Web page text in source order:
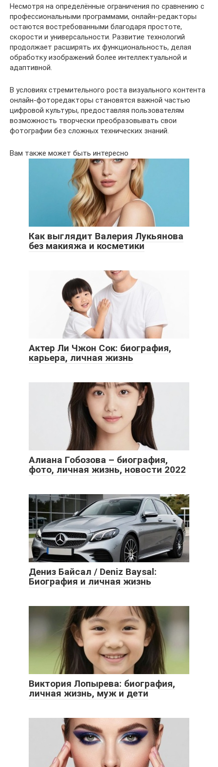
Несмотря на определённые ограничения по сравнению с
профессиональными программами, онлайн-редакторы
остаются востребованными благодаря простоте,
скорости и универсальности. Развитие технологий
продолжает расширять их функциональность, делая
обработку изображений более интеллектуальной и
адаптивной.
В условиях стремительного роста визуального контента
онлайн-фоторедакторы становятся важной частью
цифровой культуры, предоставляя пользователям
возможность творчески преобразовывать свои
фотографии без сложных технических знаний.
Вам также может быть интересно
Как выглядит Валерия Лукьянова
без макияжа и косметики
Актер Ли Чжон Сок: биография,
карьера, личная жизнь
Алиана Гобозова – биография,
фото, личная жизнь, новости 2022
Дениз Байсал / Deniz Baysal:
Биография и личная жизнь
Виктория Лопырева: биография,
личная жизнь, муж и дети